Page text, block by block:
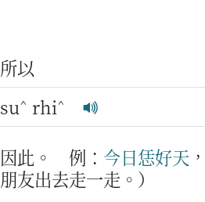
所以
su^ rhi^
因此。 例： 今日恁好天 ，
朋友出去走一走。）